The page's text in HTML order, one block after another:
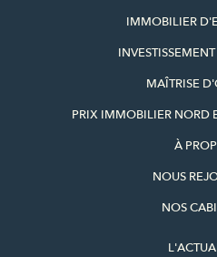
IMMOBILIER
MAÎTRISE
PRIX IMMOBILIER NORD
À
NOUS
NOS